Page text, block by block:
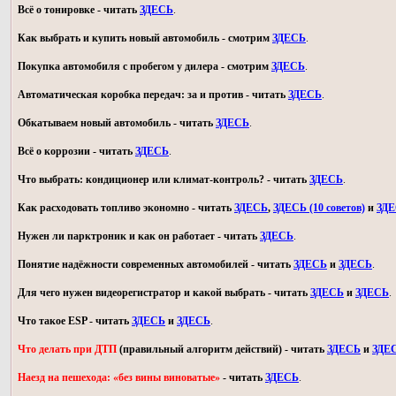
Всё о тонировке - читать ЗДЕСЬ.
Как выбрать и купить новый автомобиль - смотрим ЗДЕСЬ.
Покупка автомобиля с пробегом у дилера - смотрим ЗДЕСЬ.
Автоматическая коробка передач: за и против - читать ЗДЕСЬ.
Обкатываем новый автомобиль - читать ЗДЕСЬ.
Всё о коррозии - читать ЗДЕСЬ.
Что выбрать: кондиционер или климат-контроль? - читать ЗДЕСЬ.
Как расходовать топливо экономно - читать ЗДЕСЬ, ЗДЕСЬ (10 советов) и
Нужен ли парктроник и как он работает - читать ЗДЕСЬ.
Понятие надёжности современных автомобилей - читать ЗДЕСЬ и ЗДЕСЬ.
Для чего нужен видеорегистратор и какой выбрать - читать ЗДЕСЬ и ЗДЕСЬ.
Что такое ESP - читать ЗДЕСЬ и ЗДЕСЬ.
Что делать при ДТП (правильный алгоритм действий) - читать ЗДЕСЬ и
Наезд на пешехода: «без вины виноватые» - читать ЗДЕСЬ.